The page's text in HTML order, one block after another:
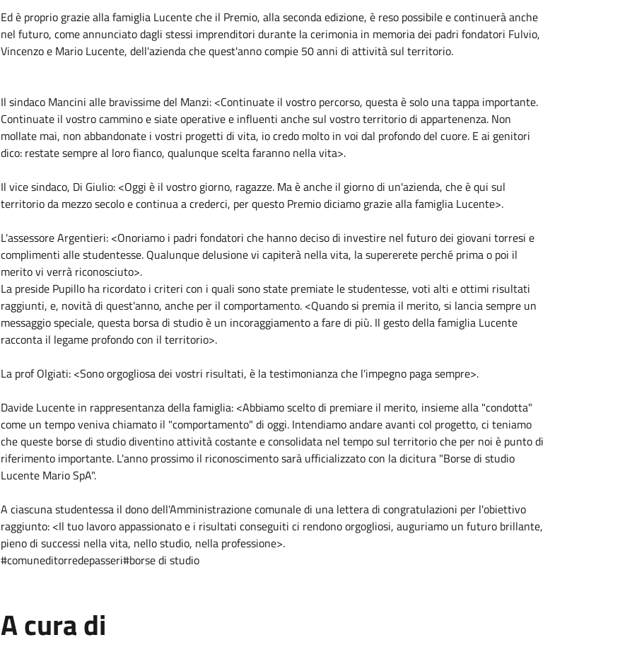
Ed è proprio grazie alla famiglia Lucente che il Premio, alla seconda edizione, è reso possibile e continuerà anche
nel futuro, come annunciato dagli stessi imprenditori durante la cerimonia in memoria dei padri fondatori Fulvio,
Vincenzo e Mario Lucente, dell'azienda che quest'anno compie 50 anni di attività sul territorio.
Il sindaco Mancini alle bravissime del Manzi: <Continuate il vostro percorso, questa è solo una tappa importante.
Continuate il vostro cammino e siate operative e influenti anche sul vostro territorio di appartenenza. Non
mollate mai, non abbandonate i vostri progetti di vita, io credo molto in voi dal profondo del cuore. E ai genitori
dico: restate sempre al loro fianco, qualunque scelta faranno nella vita>.
Il vice sindaco, Di Giulio: <Oggi è il vostro giorno, ragazze. Ma è anche il giorno di un'azienda, che è qui sul
territorio da mezzo secolo e continua a crederci, per questo Premio diciamo grazie alla famiglia Lucente>.
L'assessore Argentieri: <Onoriamo i padri fondatori che hanno deciso di investire nel futuro dei giovani torresi e
complimenti alle studentesse. Qualunque delusione vi capiterà nella vita, la supererete perché prima o poi il
merito vi verrà riconosciuto>.
La preside Pupillo ha ricordato i criteri con i quali sono state premiate le studentesse, voti alti e ottimi risultati
raggiunti, e, novità di quest'anno, anche per il comportamento. <Quando si premia il merito, si lancia sempre un
messaggio speciale, questa borsa di studio è un incoraggiamento a fare di più. Il gesto della famiglia Lucente
racconta il legame profondo con il territorio>.
La prof Olgiati: <Sono orgogliosa dei vostri risultati, è la testimonianza che l'impegno paga sempre>.
Davide Lucente in rappresentanza della famiglia: <Abbiamo scelto di premiare il merito, insieme alla "condotta"
come un tempo veniva chiamato il "comportamento" di oggi. Intendiamo andare avanti col progetto, ci teniamo
che queste borse di studio diventino attività costante e consolidata nel tempo sul territorio che per noi è punto di
riferimento importante. L'anno prossimo il riconoscimento sarà ufficializzato con la dicitura "Borse di studio
Lucente Mario SpA".
A ciascuna studentessa il dono dell'Amministrazione comunale di una lettera di congratulazioni per l'obiettivo
raggiunto: <Il tuo lavoro appassionato e i risultati conseguiti ci rendono orgogliosi, auguriamo un futuro brillante,
pieno di successi nella vita, nello studio, nella professione>.
#comuneditorredepasseri#borse di studio
A cura di